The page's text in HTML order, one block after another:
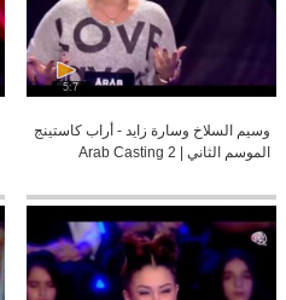
5:7
وسيم السلاخ وسارة زايد - أراب كاستينج
الموسم الثاني | Arab Casting 2